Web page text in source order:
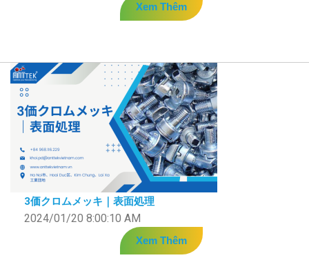
Xem Thêm
3価クロムメッキ｜表面処理
2024/01/20 8:00:10 AM
Xem Thêm